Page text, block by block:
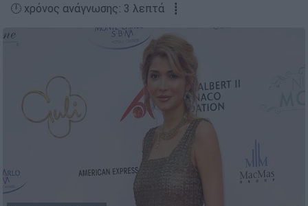
🕛 χρόνος ανάγνωσης: 3 λεπτά ┋